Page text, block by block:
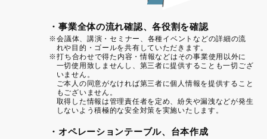
・事業全体の流れ確認、各役割を確認
※会議体、講演・セミナー、各種イベントなどの詳細の流
れや目的・ゴールを共有していただきます。
※打ち合わせで得た内容・情報などはその事業使用以外に
一切使用致しませんし、 第三者に提供することも一切ござ
いません。
ご本人の同意がなければ第三者に個人情報を提供すること
もございません。
取得した情報は管理責任者を定め、紛失や漏洩などが発生
しないよう積極的な安全対策を実施いたします。
・オペレーションテーブル、台本作成